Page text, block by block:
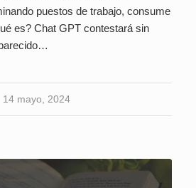
puestos de trabajo, consume
es? Chat GPT contestará sin
14 mayo, 2024